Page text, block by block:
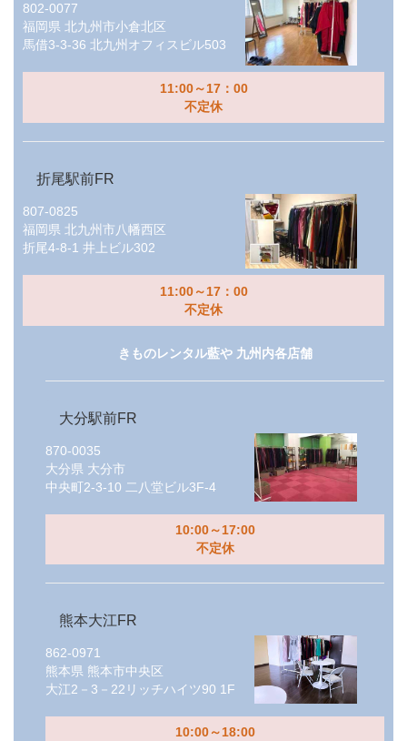
802-0077
福岡県 北九州市小倉北区
馬借3-3-36 北九州オフィスビル503
11:00～17：00
不定休
折尾駅前FR
807-0825
福岡県 北九州市八幡西区
折尾4-8-1 井上ビル302
11:00～17：00
不定休
きものレンタル藍や 九州内各店舗
大分駅前FR
870-0035
大分県 大分市
中央町2-3-10 二八堂ビル3F-4
10:00～17:00
不定休
熊本大江FR
862-0971
熊本県 熊本市中央区
大江2－3－22リッチハイツ90 1F
10:00～18:00